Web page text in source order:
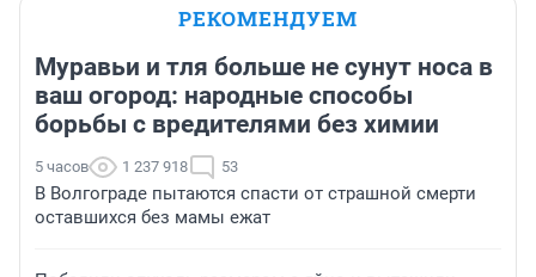
РЕКОМЕНДУЕМ
Муравьи и тля больше не сунут носа в
ваш огород: народные способы
борьбы с вредителями без химии
5 часов 1 237 918 53
В Волгограде пытаются спасти от страшной смерти
оставшихся без мамы ежат